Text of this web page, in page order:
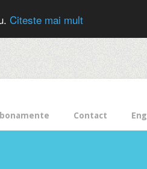
Citeste mai mult
Contact